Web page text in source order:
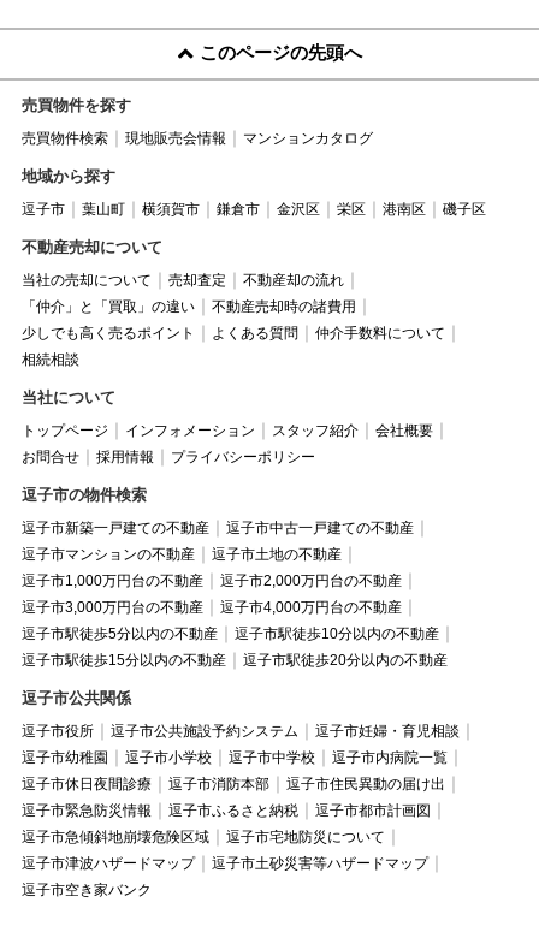
このページの先頭へ
売買物件を探す
売買物件検索 現地販売会情報 マンションカタログ
地域から探す
逗子市 葉山町 横須賀市 鎌倉市 金沢区 栄区 港南区 磯子区
不動産売却について
当社の売却について 売却査定
不動産却の流れ
「仲介」と「買取」の違い
不動産売却時の諸費用
少しでも高く売るポイント
よくある質問
仲介手数料について
相続相談
当社について
トップページ インフォメーション スタッフ紹介
会社概要
お問合せ
採用情報 プライバシーポリシー
逗子市の物件検索
逗子市新築一戸建ての不動産
逗子市中古一戸建ての不動産
逗子市マンションの不動産
逗子市土地の不動産
逗子市1,000万円台の不動産
逗子市2,000万円台の不動産
逗子市3,000万円台の不動産
逗子市4,000万円台の不動産
逗子市駅徒歩5分以内の不動産
逗子市駅徒歩10分以内の不動産
逗子市駅徒歩15分以内の不動産
逗子市駅徒歩20分以内の不動産
逗子市公共関係
逗子市役所 逗子市公共施設予約システム
逗子市妊婦・育児相談
逗子市幼稚園
逗子市小学校 逗子市中学校
逗子市内病院一覧
逗子市休日夜間診療
逗子市消防本部
逗子市住民異動の届け出
逗子市緊急防災情報
逗子市ふるさと納税
逗子市都市計画図
逗子市急傾斜地崩壊危険区域
逗子市宅地防災について
逗子市津波ハザードマップ
逗子市土砂災害等ハザードマップ
逗子市空き家バンク